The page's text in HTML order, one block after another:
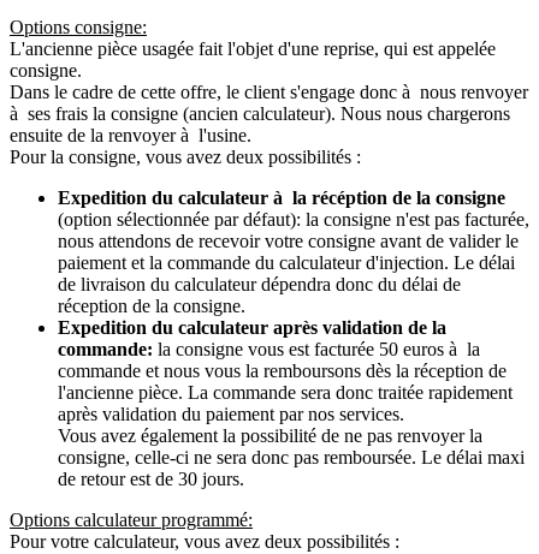
Options consigne:
L'ancienne pièce usagée fait l'objet d'une reprise, qui est appelée
consigne.
Dans le cadre de cette offre, le client s'engage donc à nous renvoyer
à ses frais la consigne (ancien calculateur). Nous nous chargerons
ensuite de la renvoyer à l'usine.
Pour la consigne, vous avez deux possibilités :
Expedition du calculateur à la récéption de la consigne
(option sélectionnée par défaut): la consigne n'est pas facturée,
nous attendons de recevoir votre consigne avant de valider le
paiement et la commande du calculateur d'injection. Le délai
de livraison du calculateur dépendra donc du délai de
réception de la consigne.
Expedition du calculateur après validation de la
commande: la consigne vous est facturée 50 euros à la
commande et nous vous la remboursons dès la réception de
l'ancienne pièce. La commande sera donc traitée rapidement
après validation du paiement par nos services.
Vous avez également la possibilité de ne pas renvoyer la
consigne, celle-ci ne sera donc pas remboursée. Le délai maxi
de retour est de 30 jours.
Options calculateur programmé:
Pour votre calculateur, vous avez deux possibilités :